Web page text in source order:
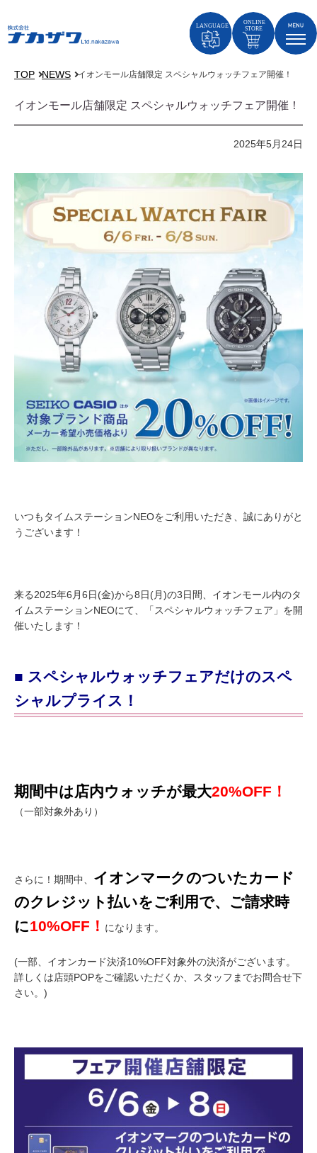
TOP NEWS イオンモール店舗限定 スペシャルウォッチフェア開催！
イオンモール店舗限定 スペシャルウォッチフェア開催！
2025年5月24日
いつもタイムステーションNEOをご利用いただき、誠にありがと
うございます！
来る2025年6月6日(金)から8日(月)の3日間、イオンモール内のタ
イムステーションNEOにて、「スペシャルウォッチフェア」を開
催いたします！
■ スペシャルウォッチフェアだけのスペ
シャルプライス！
期間中は店内ウォッチが最大20%OFF！
（一部対象外あり）
さらに！期間中、 イオンマークのついたカード
のクレジット払いをご利用で、ご請求時
に10%OFF！ になります。
(一部、イオンカード決済10%OFF対象外の決済がございます。
詳しくは店頭POPをご確認いただくか、スタッフまでお問合せ下
さい。)